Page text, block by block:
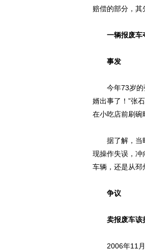
赔偿的部分，
一辆报废车
事发
今年73岁的张
婿出事了！”张
在小吃店前刷碗
据了解，当时
现操作失误，冲
车辆，还是从邳
争议
卖报废车该
2006年11月